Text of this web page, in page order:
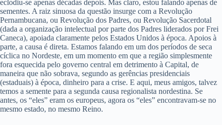
eclodiu-se apenas décadas depois. Mas claro, estou falando apenas de
sementes. A raiz sinuosa da questão insurge com a Revolução
Pernambucana, ou Revolução dos Padres, ou Revolução Sacerdotal
(dada a organização intelectual por parte dos Padres liderados por Frei
Caneca), apoiada claramente pelos Estados Unidos à época. Apoios à
parte, a causa é direta. Estamos falando em um dos períodos de seca
cíclica no Nordeste, em um momento em que a região simplesmente
fora esquecida pelo governo central em detrimento à Capital, de
maneira que não sobrava, segundo as gerências presidenciais
(estaduais) à época, dinheiro para a crise. E aqui, meus amigos, talvez
temos a semente para a segunda causa regionalista nordestina. Se
antes, os “eles” eram os europeus, agora os “eles” encontravam-se no
mesmo estado, no mesmo Reino.